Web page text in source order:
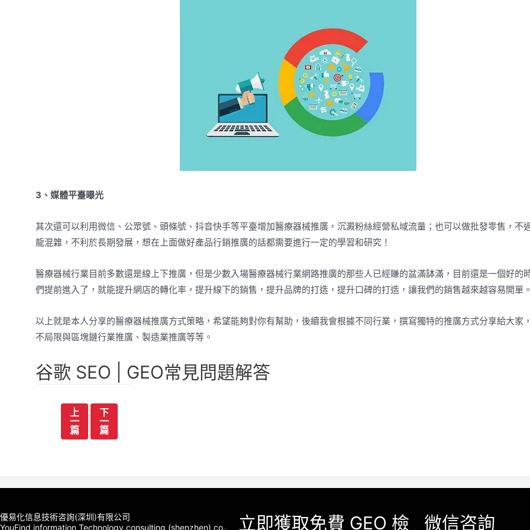
3、媒體平臺曝光
其次還可以利用微信、公眾號、頭條號、抖音快手等平臺增加醫療器械推廣，沉澱粉絲經營私域流量；也可以做批發零售，不
龍混雜，不利於長期發展，想在上面做好產品行銷推廣的話都需要進行一定的學習和研究！
醫療器械行業目前多數還是線上下推廣，但是少數入場醫療器械行業網路推廣的那些人已經賺的盆滿缽滿，目前還是一個好的
們提前進入了，就能提升網店的轉化率，提升線下的銷售，提升品牌的打造，提升口碑的打造，讓我們的銷售越來越容易開單
以上就是本人分享的醫療器械推廣方式策略，希望能夠對你有幫助，後續我會根據不同行業，撰寫獨特的推廣方式分享給大家
不局限與區塊鏈行業推廣、製造業推廣等等。
谷歌 SEO | GEO常見問題解答
上
一
篇
下
一
篇
優易化信息技術咨詢(深圳)有限公司
YouFind information Technology consulting (shenzhen) co.,
立即獲取免費 GEO 檢 微信咨詢